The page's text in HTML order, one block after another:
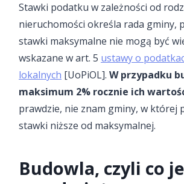
Stawki podatku w zależności od
nieruchomości określa rada gminy,
stawki maksymalne nie mogą być
wskazane w art. 5 ustawy o
lokalnych [UoPiOL]. W przypadku
maksimum 2% rocznie ich
prawdzie, nie znam gminy, w której
stawki niższe od maksymalnej.
Budowla, czyli co